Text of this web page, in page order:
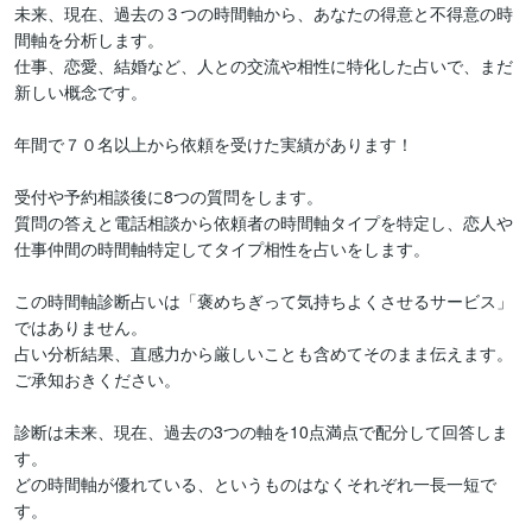
未来、現在、過去の３つの時間軸から、あなたの得意と不得意の時
間軸を分析します。
仕事、恋愛、結婚など、人との交流や相性に特化した占いで、まだ
新しい概念です。
年間で７０名以上から依頼を受けた実績があります！
受付や予約相談後に8つの質問をします。
質問の答えと電話相談から依頼者の時間軸タイプを特定し、恋人や
仕事仲間の時間軸特定してタイプ相性を占いをします。
この時間軸診断占いは「褒めちぎって気持ちよくさせるサービス」
ではありません。
占い分析結果、直感力から厳しいことも含めてそのまま伝えます。
ご承知おきください。
診断は未来、現在、過去の3つの軸を10点満点で配分して回答しま
す。
どの時間軸が優れている、というものはなくそれぞれ一長一短で
す。